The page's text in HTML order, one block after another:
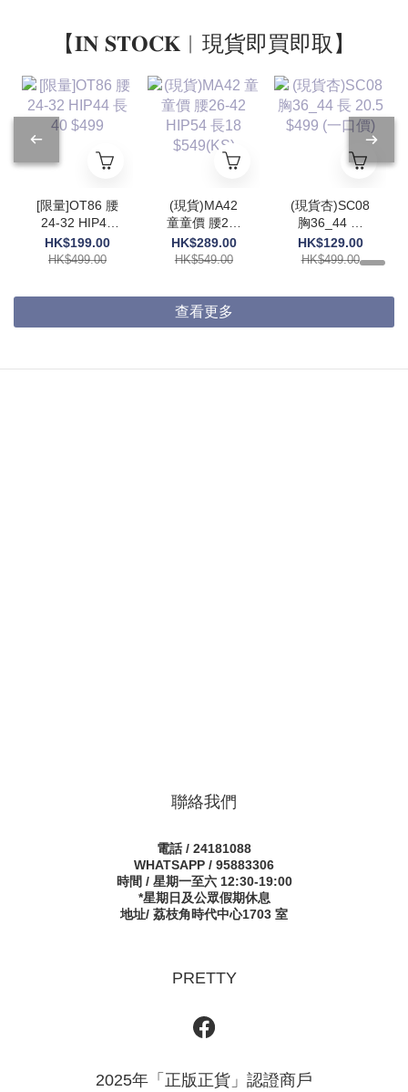
【𝐈𝐍 𝐒𝐓𝐎𝐂𝐊︱現貨即買即取】
[限量]OT86 腰
24-32 HIP44
長40 $499
HK$199.00
HK$499.00
(現貨)MA42
童童價 腰26-
42 HIP54 長
18 $549(KS)
HK$289.00
HK$549.00
(現貨杏)SC08
胸36_44 長
20.5 $499 (一
口價)
HK$129.00
HK$499.00
查看更多
聯絡我們
電話 / 24181088
WHATSAPP / 95883306
時間 / 星期一至六 12:30-19:00
*星期日及公眾假期休息
地址/ 荔枝角時代中心1703 室
PRETTY
2025年「正版正貨」認證商戶